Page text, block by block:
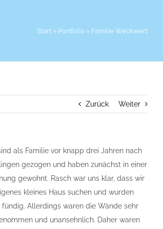
Start » Portfolio » Familie Weckwert
Zurück Weiter
als Familie vor knapp drei Jahren nach
gezogen und haben zunächst in einer
gewohnt. Rasch war uns klar, dass wir
kleines Haus suchen und wurden
fündig. Allerdings waren die Wände sehr
und unansehnlich. Daher waren